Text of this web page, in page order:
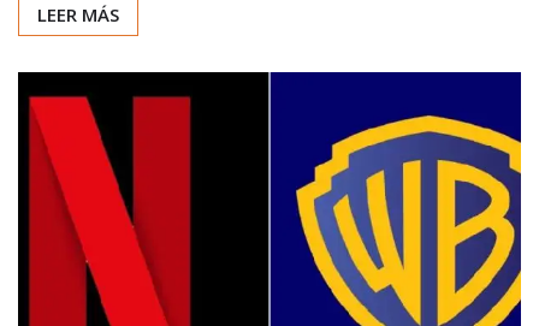
LEER MÁS